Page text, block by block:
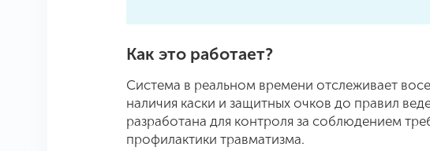
Как это работает?
Система в реальном времени отслеживает
наличия каски и защитных очков до правил
разработана для контроля за соблюдением
профилактики травматизма.